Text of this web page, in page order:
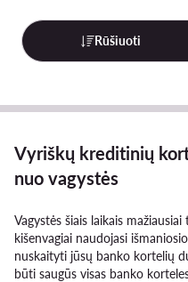
Rūšiuoti
Vyriškų kreditinių
nuo vagystės
Vagystės šiais laikais
kišenvagiai naudojasi
nuskaityti jūsų banko kortelių
būti saugūs visas banko